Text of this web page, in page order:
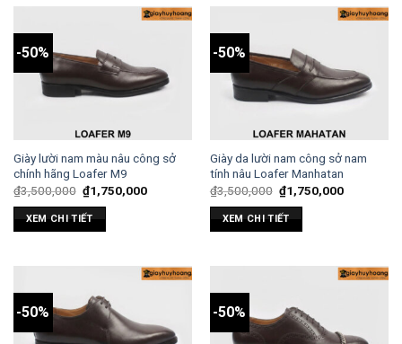
-50%
Giày lười nam màu nâu công sở
chính hãng Loafer M9
₫3,500,000 ₫1,750,000
XEM CHI TIẾT
-50%
Giày da lười nam công sở nam
tính nâu Loafer Manhatan
₫3,500,000 ₫1,750,000
XEM CHI TIẾT
-50% -50%